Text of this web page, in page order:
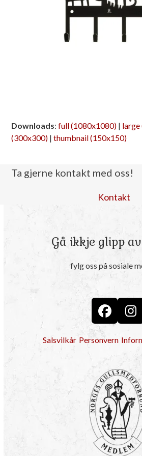
Downloads:full (1080x1080) |
(300x300) |thumbnail (150x150)
Ta gjerne kontakt med oss!
Kontakt
Gå ikkje glipp
fylg oss på sosiale
Salsvilkår Personvern